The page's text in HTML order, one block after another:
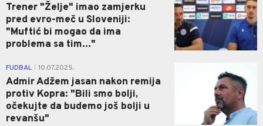
Trener "Želje" imao zamjerku
pred evro-meč u Sloveniji:
"Muftić bi mogao da ima
problema sa tim..."
FUDBAL 10.07.2025.
Admir Adžem jasan nakon remija
protiv Kopra: "Bili smo bolji,
očekujte da budemo još bolji u
revanšu"